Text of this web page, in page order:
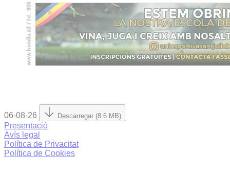
06-08-26 Descarregar (8.6 MB)
Presentació
Avís legal
Política de Privacitat
Política de Cookies